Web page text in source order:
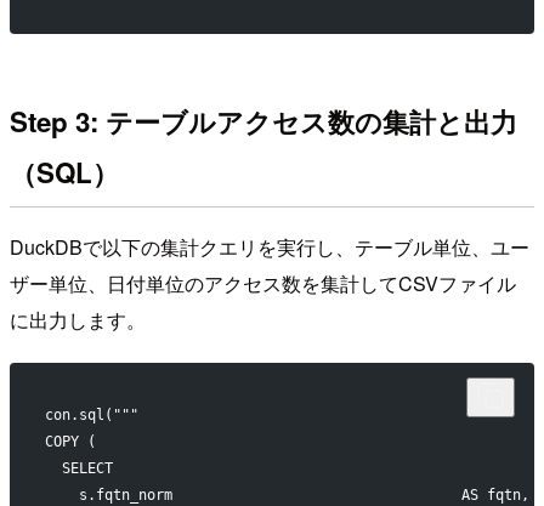
Step 3: テーブルアクセス数の集計と出力
（SQL）
DuckDBで以下の集計クエリを実行し、テーブル単位、ユー
ザー単位、日付単位のアクセス数を集計してCSVファイル
に出力します。
con.sql("""
COPY (
  SELECT
    s.fqtn_norm                                  AS fqtn,